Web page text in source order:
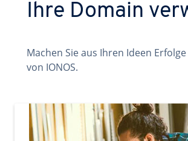
Ihre Domain
Machen Sie aus Ihren Ideen
von IONOS.